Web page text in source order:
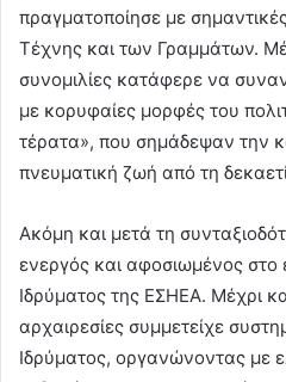
πραγματοποίησε με
Τέχνης και των Γραμμάτων.
συνομιλίες κατάφερε να
με κορυφαίες μορφές του
τέρατα», που σημάδεψαν την
πνευματική ζωή από τη
Ακόμη και μετά τη
ενεργός και αφοσιωμένος
Ιδρύματος της ΕΣΗΕΑ. Μέχρι
αρχαιρεσίες συμμετείχε
Ιδρύματος, οργανώνοντας με